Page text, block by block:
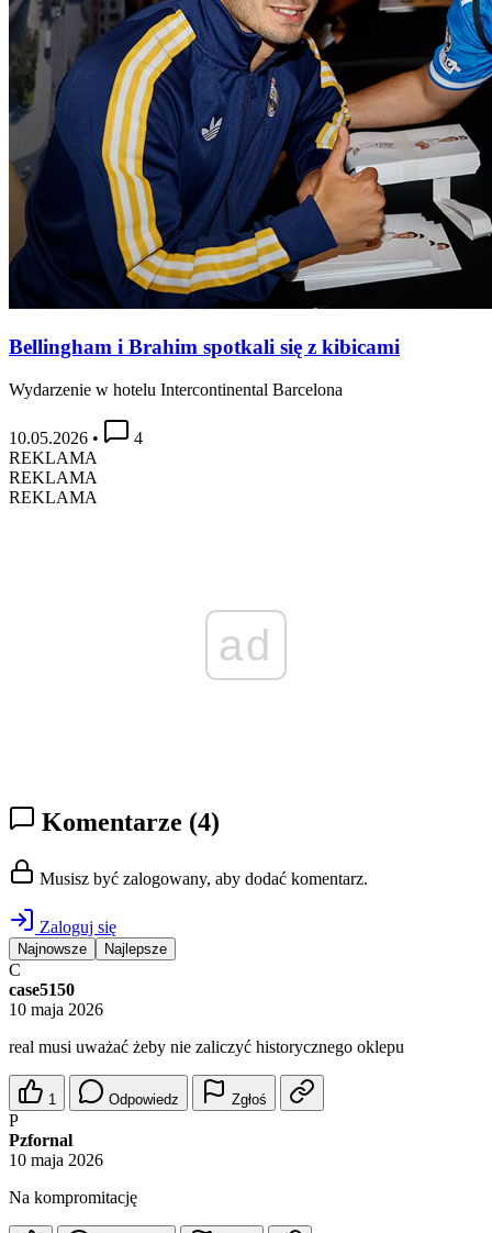
Bellingham i Brahim spotkali się z kibicami
Wydarzenie w hotelu Intercontinental Barcelona
10.05.2026 •
4
REKLAMA
REKLAMA
REKLAMA
ad
Komentarze (4)
Musisz być zalogowany, aby dodać komentarz.
Zaloguj się
Najnowsze Najlepsze
C
case5150
10 maja 2026
real musi uważać żeby nie zaliczyć historycznego oklepu
1 Odpowiedz Zgłoś
P
Pzfornal
10 maja 2026
Na kompromitację